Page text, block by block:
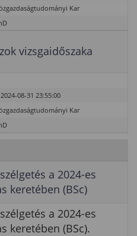
Kar
vizsgaidőszaka
08-31 23:55:00
Kar
a 2024-es
keretében (BSc)
a 2024-es
keretében (BSc).